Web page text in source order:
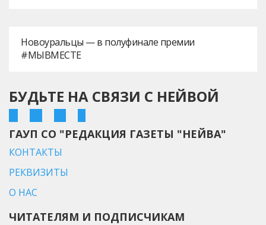
Новоуральцы — в полуфинале премии
#МЫВМЕСТЕ
БУДЬТЕ НА СВЯЗИ С НЕЙВОЙ
ГАУП СО "РЕДАКЦИЯ ГАЗЕТЫ "НЕЙВА"
КОНТАКТЫ
РЕКВИЗИТЫ
О НАС
ЧИТАТЕЛЯМ И ПОДПИСЧИКАМ